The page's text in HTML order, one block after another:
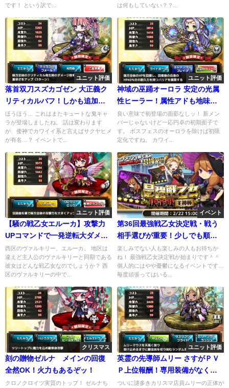
です！ という訳で...
は何もしていない？？...
ユニット評価
落首双刀スズカゴゼン 大正義ク
リティカルバフ！しかも追加効
果とか驚き( ﾟДﾟ)
ほうほう… これはまたキュートな鬼キャ
ラが登場しましたね。 話は変わります
が、倭神でカワイイ系と言えばサクヤヒメ
が有名…？ イベントで...
ユニット評価
神域の巫踊オーロラ 安定の光属
性ヒーラー！属性アドも地味に
便利
良い意味で初登場の面影なしッ！ 新メン
バーじゃないけど一応円卓の初期面子で
す。 ボスフェスのオーロラを除けば初限
定化ですね。 カワイ...
ユニット評価
【騒の戦乙女エルーカ】攻撃力
UPコマンドで一発逆転大ダメー
ジ！？
西区のヴァルキリー、エルーカ。 地区は
違えど主人公のヴァルキリーと同期である
彼女はどんな戦乙女なのでしょうか？ 西
区のヴァルキリーの中で...
イベント
第36回最強戦乙女決定戦・戦う
相手選びが重要！少しでも順位
を上げる方法
楽しみでない人も楽しみの人もお待ちか
ね！ 最強戦乙女決定戦が始まりです＾＾
個人的にはやや憂鬱になるイベントです…
毎度頑張ってはいる...
クリスマス
刻の贈物ゼルナ メインの回復
全然OK！火力もあるぞッ！
クロノクロイツ実質のトップ！ ゼルナち
ユニット評価
英霊の先導師ムリー さすがＰＶ
Ｐ上位報酬！専用装備がなくて
も超つよいぞ！やばたん？
ついに謎多きカリスマ店員ムリーの正体が